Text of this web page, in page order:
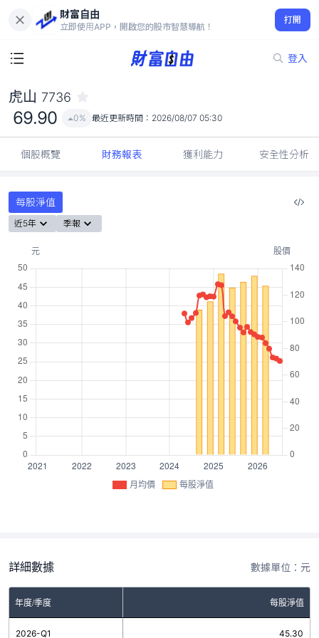
財富自由
立即使用APP，開啟您的股市智慧導航！
打開
登入
69.90
0%
虎山 7736
69.90 0% 最近更新時間： 2026/08/07 05:30
個股概覽 財務報表 獲利能力 安全性分析
每股淨值
近5年 季報
月均價 每股淨值
詳細數據 數據單位：元
年度/季度 每股淨值
2026-Q1 45.30